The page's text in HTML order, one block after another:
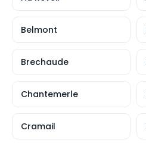
Belmont
Brechaude
Chantemerle
Cramail